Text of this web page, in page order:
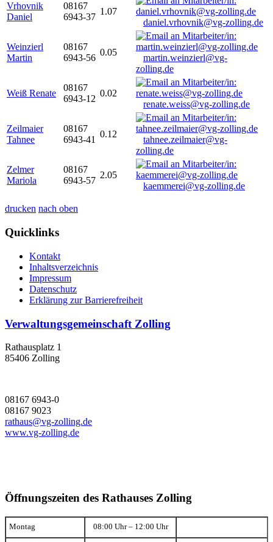
Vrhovnik
Daniel
08167
6943-37
1.07
daniel.vrhovnik@vg-zolling.de
Weinzierl
Martin
08167
6943-56
0.05
martin.weinzierl@vg-
zolling.de
Weiß Renate
08167
6943-12
0.02
renate.weiss@vg-zolling.de
Zeilmaier
Tahnee
08167
6943-41
0.12
tahnee.zeilmaier@vg-
zolling.de
Zelmer
Mariola
08167
6943-57
2.05
kaemmerei@vg-zolling.de
drucken nach oben
Quicklinks
Kontakt
Inhaltsverzeichnis
Impressum
Datenschutz
Erklärung zur Barrierefreiheit
Verwaltungsgemeinschaft Zolling
Rathausplatz 1
85406 Zolling
08167 6943-0
08167 9023
rathaus@vg-zolling.de
www.vg-zolling.de
Öffnungszeiten des Rathauses Zolling
Montag 08:00 Uhr – 12:00 Uhr